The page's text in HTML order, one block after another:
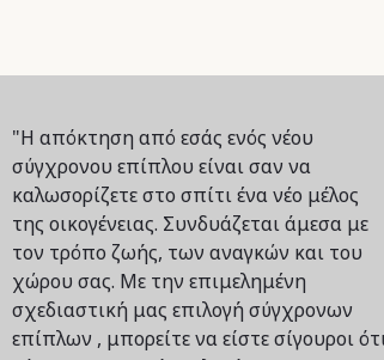
"Η απόκτηση από εσάς ενός νέου
σύγχρονου επίπλου είναι σαν να
καλωσορίζετε στο σπίτι ένα νέο μέλος
της οικογένειας. Συνδυάζεται άμεσα με
τον τρόπο ζωής, των αναγκών και του
χώρου σας. Με την επιμελημένη
σχεδιαστική μας επιλογή σύγχρονων
επίπλων , μπορείτε να είστε σίγουροι